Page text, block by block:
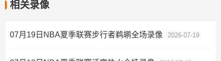
相关录像
07月19日NBA夏季联赛步行者鹈鹕全场录像 2026-07-19